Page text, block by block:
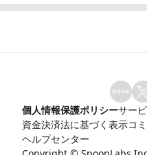
個人情報保護ポリシーサー
資金決済法に基づく表示コ
ヘルプセンター